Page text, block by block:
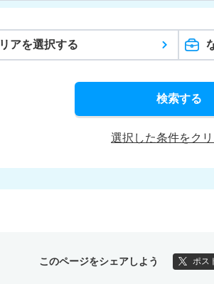
アを選択する
検索する
選択した条件をク
このページをシェアしよう ポス